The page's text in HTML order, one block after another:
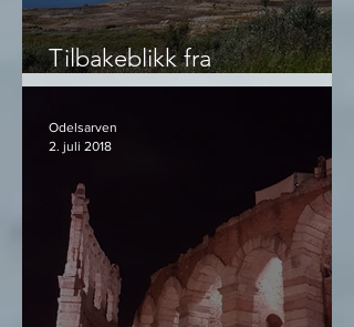
Tilbakeblikk fra
Vestjotunheimen
Odelsarven
2. juli 2018